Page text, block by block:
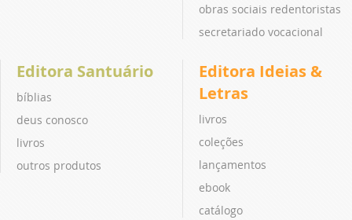
obras sociais redentoristas
secretariado vocacional
Editora Santuário
bíblias
deus conosco
livros
outros produtos
Editora Ideias &
Letras
livros
coleções
lançamentos
ebook
catálogo